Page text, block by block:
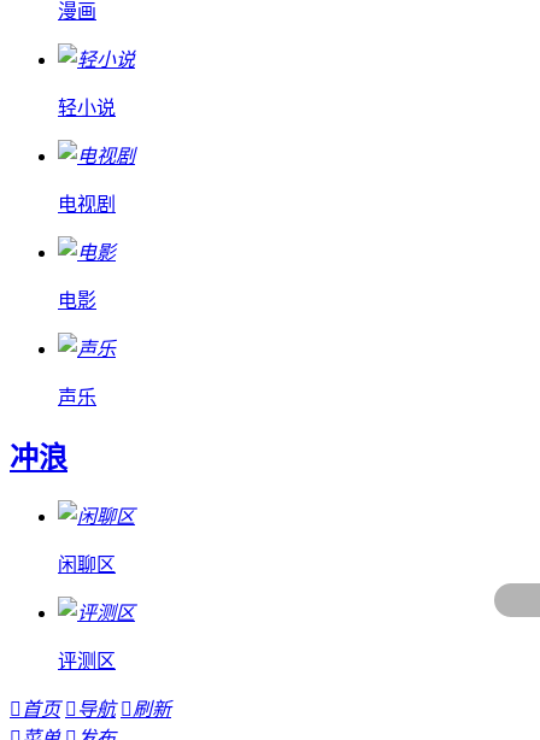
漫画
轻小说
电视剧
电影
声乐
冲浪
闲聊区
评测区
 首页  导航 刷新